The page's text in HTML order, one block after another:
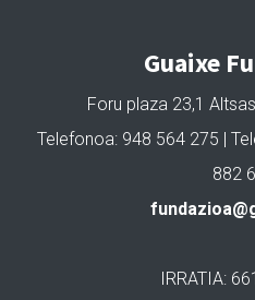
Guaixe
Foru plaza 23,1
Telefonoa: 948 564 275 |
882
IRRATIA: